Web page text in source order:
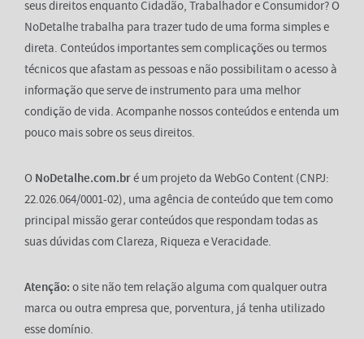
seus direitos enquanto Cidadão, Trabalhador e Consumidor? O
NoDetalhe trabalha para trazer tudo de uma forma simples e
direta. Conteúdos importantes sem complicações ou termos
técnicos que afastam as pessoas e não possibilitam o acesso à
informação que serve de instrumento para uma melhor
condição de vida. Acompanhe nossos conteúdos e entenda um
pouco mais sobre os seus direitos.
O NoDetalhe.com.bré um projeto da WebGo Content (CNPJ:
22.026.064/0001-02), uma agência de conteúdo que tem como
principal missão gerar conteúdos que respondam todas as
suas dúvidas com Clareza, Riqueza e Veracidade.
Atenção: o site não tem relação alguma com qualquer outra
marca ou outra empresa que, porventura, já tenha utilizado
esse domínio.